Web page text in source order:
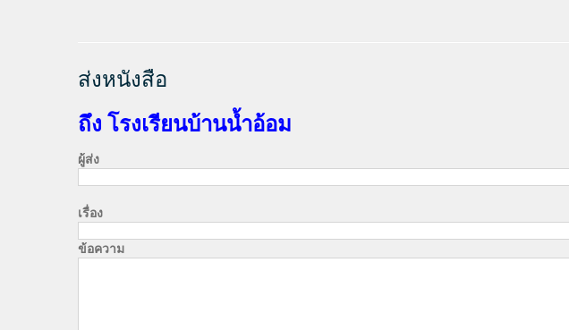
ส่งหนังสือ
ถึง โรงเรียนบ้านน้ำอ้อม
ผู้ส่ง
เรื่อง
ข้อความ